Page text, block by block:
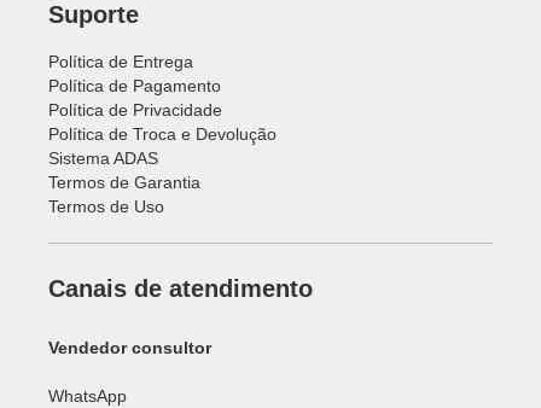
Suporte
Política de Entrega
Política de Pagamento
Política de Privacidade
Política de Troca e Devolução
Sistema ADAS
Termos de Garantia
Termos de Uso
Canais de atendimento
Vendedor consultor
WhatsApp